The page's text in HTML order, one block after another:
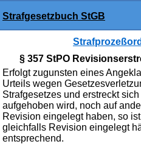
Strafgesetzbuch StGB
§ 357 StPO
Erfolgt zugunsten eines
Urteils wegen
Strafgesetzes und erstreckt
aufgehoben wird, noch auf
Revision eingelegt haben, so
gleichfalls Revision eingelegt
entsprechend.